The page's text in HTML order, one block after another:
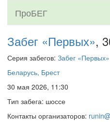
ПроБЕГ
Забег «Первых»,
Серия забегов: Забег «Первых»
Беларусь, Брест
30 мая 2026, 11:30
Тип забега: шоссе
Контакты организаторов: